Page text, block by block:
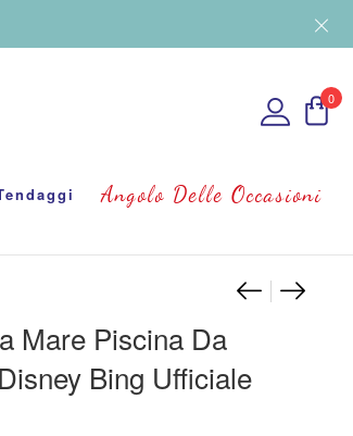
0
Angolo Delle Occasioni
Mare Piscina Da
Bing Ufficiale
€24.00.
è: €19.00.